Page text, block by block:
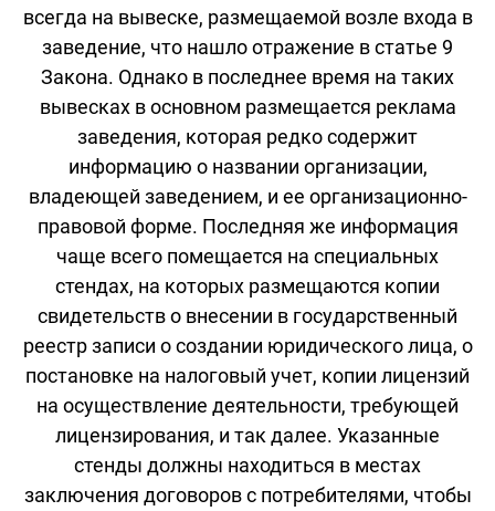
всегда на вывеске, размещаемой возле входа в
заведение, что нашло отражение в статье 9
Закона. Однако в последнее время на таких
вывесках в основном размещается реклама
заведения, которая редко содержит
информацию о названии организации,
владеющей заведением, и ее организационно-
правовой форме. Последняя же информация
чаще всего помещается на специальных
стендах, на которых размещаются копии
свидетельств о внесении в государственный
реестр записи о создании юридического лица, о
постановке на налоговый учет, копии лицензий
на осуществление деятельности, требующей
лицензирования, и так далее. Указанные
стенды должны находиться в местах
заключения договоров с потребителями, чтобы